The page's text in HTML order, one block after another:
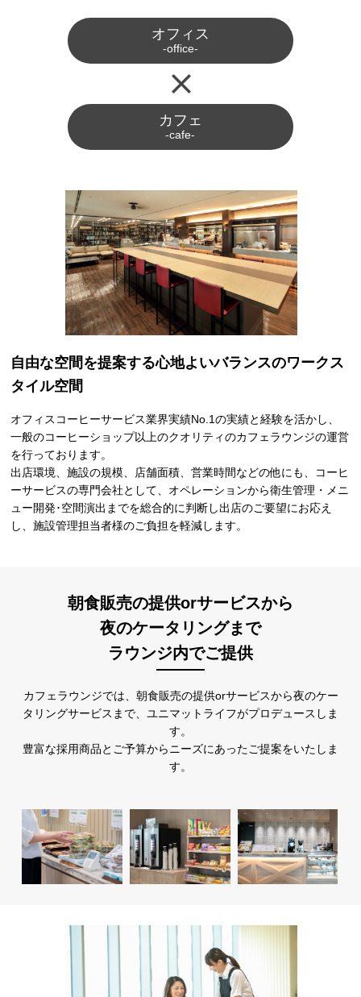
オフィス
-office-
カフェ
-cafe-
自由な空間を提案する心地よいバランスのワークス
タイル空間
オフィスコーヒーサービス業界実績No.1の実績と経験を活かし、
一般のコーヒーショップ以上のクオリティのカフェラウンジの運営
を行っております。
出店環境、施設の規模、店舗面積、営業時間などの他にも、コーヒ
ーサービスの専門会社として、オペレーションから衛生管理・メニ
ュー開発･空間演出までを総合的に判断し出店のご要望にお応え
し、施設管理担当者様のご負担を軽減します。
朝食販売の提供orサービスから
夜のケータリングまで
ラウンジ内でご提供
カフェラウンジでは、朝食販売の提供orサービスから夜のケー
タリングサービスまで、ユニマットライフがプロデュースしま
す。
豊富な採用商品とご予算からニーズにあったご提案をいたしま
す。